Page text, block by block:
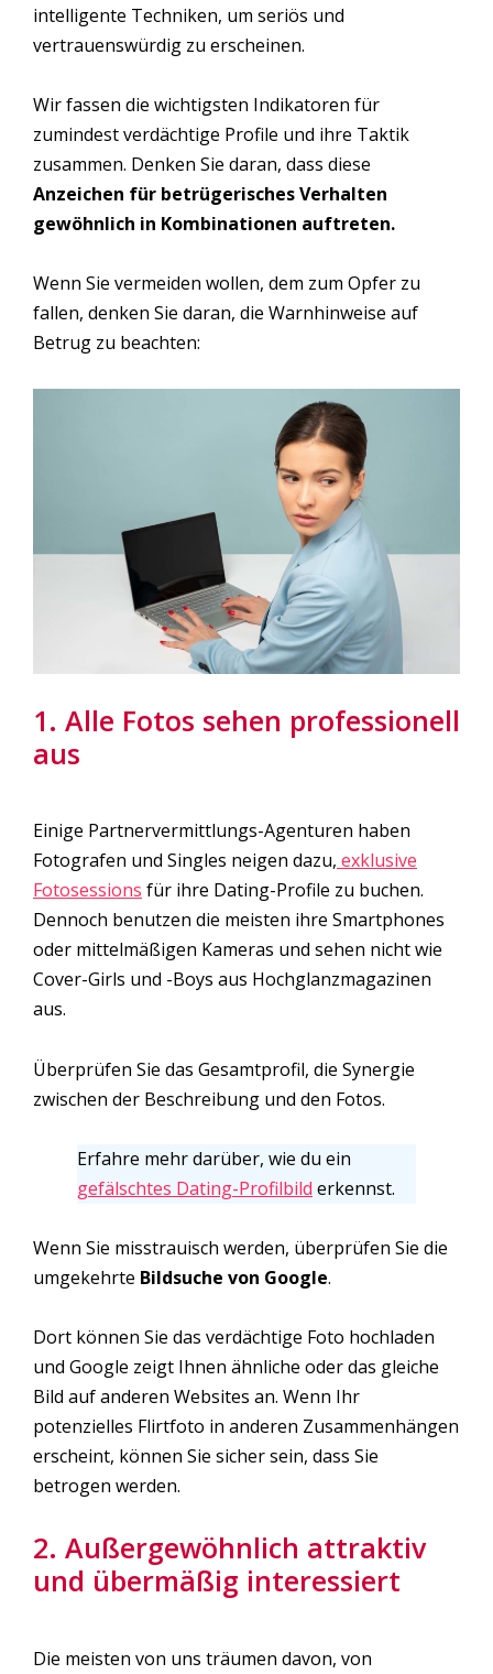
intelligente Techniken, um seriös und
vertrauenswürdig zu erscheinen.
Wir fassen die wichtigsten Indikatoren für
zumindest verdächtige Profile und ihre Taktik
zusammen. Denken Sie daran, dass diese
Anzeichen für betrügerisches Verhalten
gewöhnlich in Kombinationen auftreten.
Wenn Sie vermeiden wollen, dem zum Opfer zu
fallen, denken Sie daran, die Warnhinweise auf
Betrug zu beachten:
1. Alle Fotos sehen professionell
aus
Einige Partnervermittlungs-Agenturen haben
Fotografen und Singles neigen dazu, exklusive
Fotosessions für ihre Dating-Profile zu buchen.
Dennoch benutzen die meisten ihre Smartphones
oder mittelmäßigen Kameras und sehen nicht wie
Cover-Girls und -Boys aus Hochglanzmagazinen
aus.
Überprüfen Sie das Gesamtprofil, die Synergie
zwischen der Beschreibung und den Fotos.
Erfahre mehr darüber, wie du ein
gefälschtes Dating-Profilbild erkennst.
Wenn Sie misstrauisch werden, überprüfen Sie die
umgekehrte Bildsuche von Google.
Dort können Sie das verdächtige Foto hochladen
und Google zeigt Ihnen ähnliche oder das gleiche
Bild auf anderen Websites an. Wenn Ihr
potenzielles Flirtfoto in anderen Zusammenhängen
erscheint, können Sie sicher sein, dass Sie
betrogen werden.
2. Außergewöhnlich attraktiv
und übermäßig interessiert
Die meisten von uns träumen davon, von